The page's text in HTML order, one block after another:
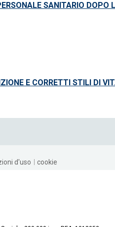
SANITARIO DOPO
E CORRETTI STILI DI
d'uso cookie